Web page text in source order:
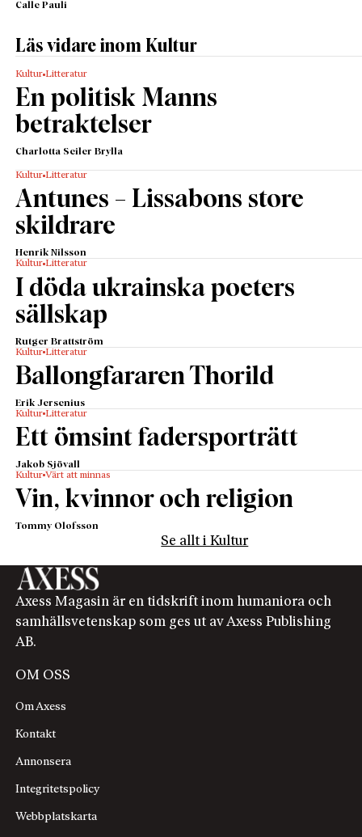
Calle Pauli
Läs vidare inom Kultur
Kultur Litteratur
En politisk Manns
betraktelser
Charlotta Seiler Brylla
Kultur Litteratur
Antunes – Lissabons store
skildrare
Henrik Nilsson
Kultur Litteratur
I döda ukrainska poeters
sällskap
Rutger Brattström
Kultur Litteratur
Ballongfararen Thorild
Erik Jersenius
Kultur Litteratur
Ett ömsint fadersporträtt
Jakob Sjövall
Kultur Värt att minnas
Vin, kvinnor och religion
Tommy Olofsson
Se allt i Kultur
Axess Magasin är en tidskrift inom humaniora och
samhällsvetenskap som ges ut av Axess Publishing
AB.
OM OSS
Om Axess
Kontakt
Annonsera
Integritetspolicy
Webbplatskarta